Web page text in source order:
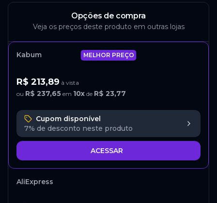
Opções de compra
Veja os preços deste produto em outras lojas
Kabum MELHOR PREÇO
R$ 213,89 à vista
ou R$ 237,65 em 10x de R$ 23,77
Cupom disponível
7% de desconto neste produto
ACESSAR
AliExpress